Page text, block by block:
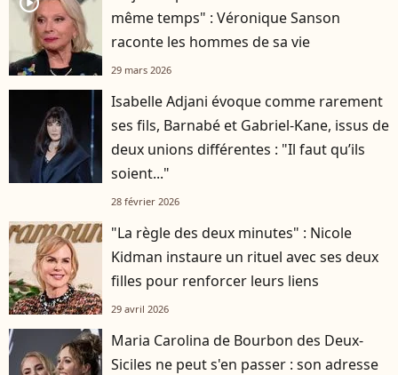
même temps" : Véronique Sanson
raconte les hommes de sa vie
29 mars 2026
Isabelle Adjani évoque comme rarement
ses fils, Barnabé et Gabriel-Kane, issus de
deux unions différentes : "Il faut qu’ils
soient..."
28 février 2026
"La règle des deux minutes" : Nicole
Kidman instaure un rituel avec ses deux
filles pour renforcer leurs liens
29 avril 2026
Maria Carolina de Bourbon des Deux-
Siciles ne peut s'en passer : son adresse